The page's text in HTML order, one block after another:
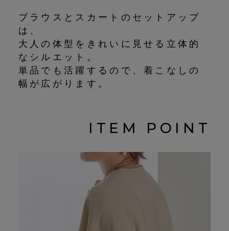
ブラウスとスカートのセットアップ
は、
大人の体型をきれいに見せる立体的
なシルエット。
単品でも活躍するので、着こなしの
幅が広がります。